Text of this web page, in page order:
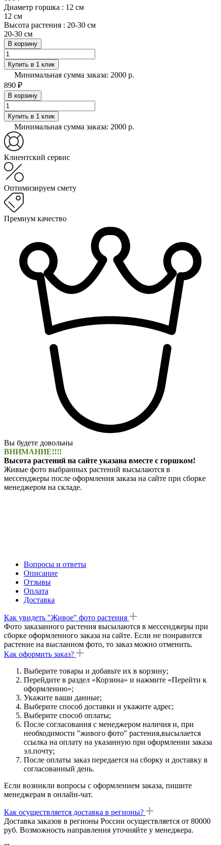
Диаметр горшка : 12 см
12 см
Высота растения : 20-30 см
20-30 см
В корзину
Купить в 1 клик
Минимальная сумма заказа: 2000 р.
890 ₽
В корзину
Купить в 1 клик
Минимальная сумма заказа: 2000 р.
Клиентский сервис
Оптимизируем смету
Премиум качество
Вы будете довольны
ВНИМАНИЕ!!!!
Высота растений на сайте указана вместе с горшком!
Живые фото выбранных растений высылаются в
мессенджеры после оформления заказа на сайте при сборке
менеджером на складе.
Вопросы и ответы
Описание
Отзывы
Оплата
Доставка
Как увидеть "Живое" фото растения
Фото заказанного растения высылаются в мессенджеры при
сборке оформленного заказа на сайте. Если не понравится
растение на высланном фото, то заказ можно отменить.
Как оформить заказ?
Выберите товары и добавьте их в корзину;
Перейдите в раздел «Корзина» и нажмите «Перейти к
оформлению»;
Укажите ваши данные;
Выберите способ доставки и укажите адрес;
Выберите способ оплаты;
После согласования с менеджером наличия и, при
необходимости "живого фото" растения,высылается
ссылка на оплату на указанную при оформлении заказа
эл.почту;
После оплаты заказ передается на сборку и доставку в
согласованный день.
Если возникли вопросы с оформлением заказа, пишите
менеджерам в онлайн-чат.
Как осуществляется доставка в регионы?
Доставка заказов в регионы России осуществляется от 80000
руб. Возможность направления уточняйте у менеджера.